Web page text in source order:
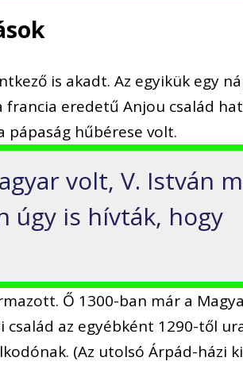
is akadt. Az egyikük egy
francia eredetű Anjou család
pápaság hűbérese volt.
volt, V. István
úgy is hívták, hogy
Ő 1300-ban már a
az egyébként 1290-től
(Az utolsó Árpád-házi